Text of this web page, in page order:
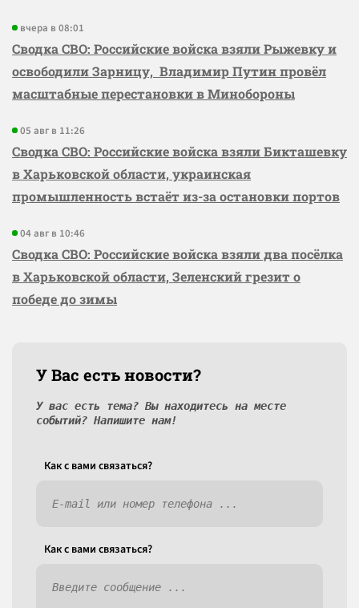
вчера в 08:01
Сводка СВО: Российские войска взяли Рыжевку и
освободили Зарницу, Владимир Путин провёл
масштабные перестановки в Минобороны
05 авг в 11:26
Сводка СВО: Российские войска взяли Бикташевку
в Харьковской области, украинская
промышленность встаёт из-за остановки портов
04 авг в 10:46
Сводка СВО: Российские войска взяли два посёлка
в Харьковской области, Зеленский грезит о
победе до зимы
У Вас есть новости?
У вас есть тема? Вы находитесь на месте
событий? Напишите нам!
Как c вами связаться?
Как c вами связаться?